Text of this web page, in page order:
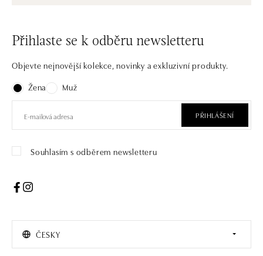
Přihlaste se k odběru newsletteru
Objevte nejnovější kolekce, novinky a exkluzivní produkty.
Žena
Muž
PŘIHLÁŠENÍ
Souhlasím s odběrem newsletteru
ČESKY